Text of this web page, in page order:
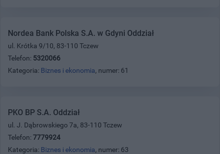
Nordea Bank Polska S.A. w Gdyni Oddział
ul. Krótka 9/10, 83-110 Tczew
Telefon: 5320066
Kategoria: Biznes i ekonomia, numer: 61
PKO BP S.A. Oddział
ul. J. Dąbrowskiego 7a, 83-110 Tczew
Telefon: 7779924
Kategoria: Biznes i ekonomia, numer: 63